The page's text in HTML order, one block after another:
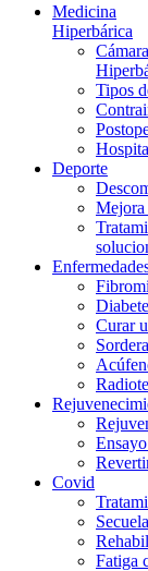
Medicina
Hiperbárica
Cámara
Tipos
Deporte
Curar
Covid
Fatiga